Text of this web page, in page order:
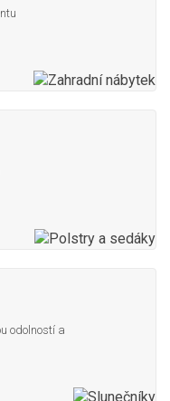
odolností a